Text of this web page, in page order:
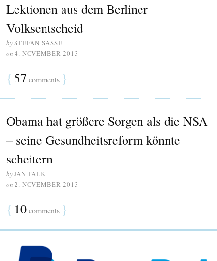
Lektionen aus dem Berliner
Volksentscheid
bySTEFAN SASSE
on 4. NOVEMBER 2013
{ 57 comments }
Obama hat größere Sorgen als die NSA
– seine Gesundheitsreform könnte
scheitern
byJAN FALK
on 2. NOVEMBER 2013
{ 10comments }